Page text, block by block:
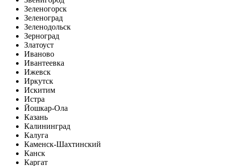
Зеленогорск
Зеленоград
Зеленодольск
Зерноград
Златоуст
Иваново
Ивантеевка
Ижевск
Иркутск
Искитим
Истра
Йошкар-Ола
Казань
Калининград
Калуга
Каменск-Шахтинский
Канск
Каргат